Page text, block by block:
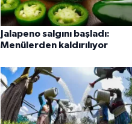
Jalapeno salgını başladı:
Menülerden kaldırılıyor